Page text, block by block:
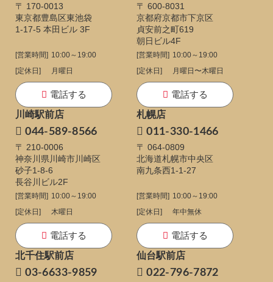
〒 170-0013
東京都豊島区東池袋
1-17-5 本田ビル 3F
[営業時間] 10:00～19:00
[定休日]
月曜日
電話する
〒 600-8031
京都府京都市下京区
貞安前之町619
朝日ビル4F
[営業時間] 10:00～19:00
[定休日]
月曜日〜木曜日
電話する
川崎駅前店
044-589-8566
〒 210-0006
神奈川県川崎市川崎区
砂子1-8-6
長谷川ビル2F
[営業時間] 10:00～19:00
[定休日]
木曜日
電話する
札幌店
011-330-1466
〒 064-0809
北海道札幌市中央区
南九条西1-1-27
[営業時間] 10:00～19:00
[定休日]
年中無休
電話する
北千住駅前店
03-6633-9859
仙台駅前店
022-796-7872